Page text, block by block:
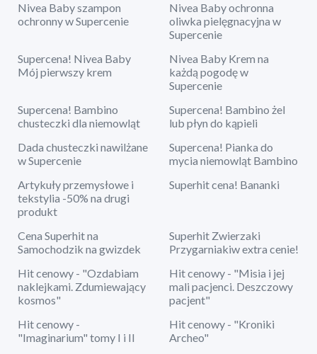
Nivea Baby szampon
ochronny w Supercenie
Nivea Baby ochronna
oliwka pielęgnacyjna w
Supercenie
Supercena! Nivea Baby
Mój pierwszy krem
Nivea Baby Krem na
każdą pogodę w
Supercenie
Supercena! Bambino
chusteczki dla niemowląt
Supercena! Bambino żel
lub płyn do kąpieli
Dada chusteczki nawilżane
w Supercenie
Supercena! Pianka do
mycia niemowląt Bambino
Artykuły przemysłowe i
tekstylia -50% na drugi
produkt
Superhit cena! Bananki
Cena Superhit na
Samochodzik na gwizdek
Superhit Zwierzaki
Przygarniakiw extra cenie!
Hit cenowy - "Ozdabiam
naklejkami. Zdumiewający
kosmos"
Hit cenowy - "Misia i jej
mali pacjenci. Deszczowy
pacjent"
Hit cenowy -
"Imaginarium" tomy I i II
Hit cenowy - "Kroniki
Archeo"